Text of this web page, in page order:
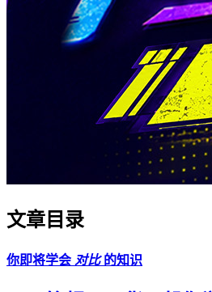
文章目录
你即将学会 对比的知识